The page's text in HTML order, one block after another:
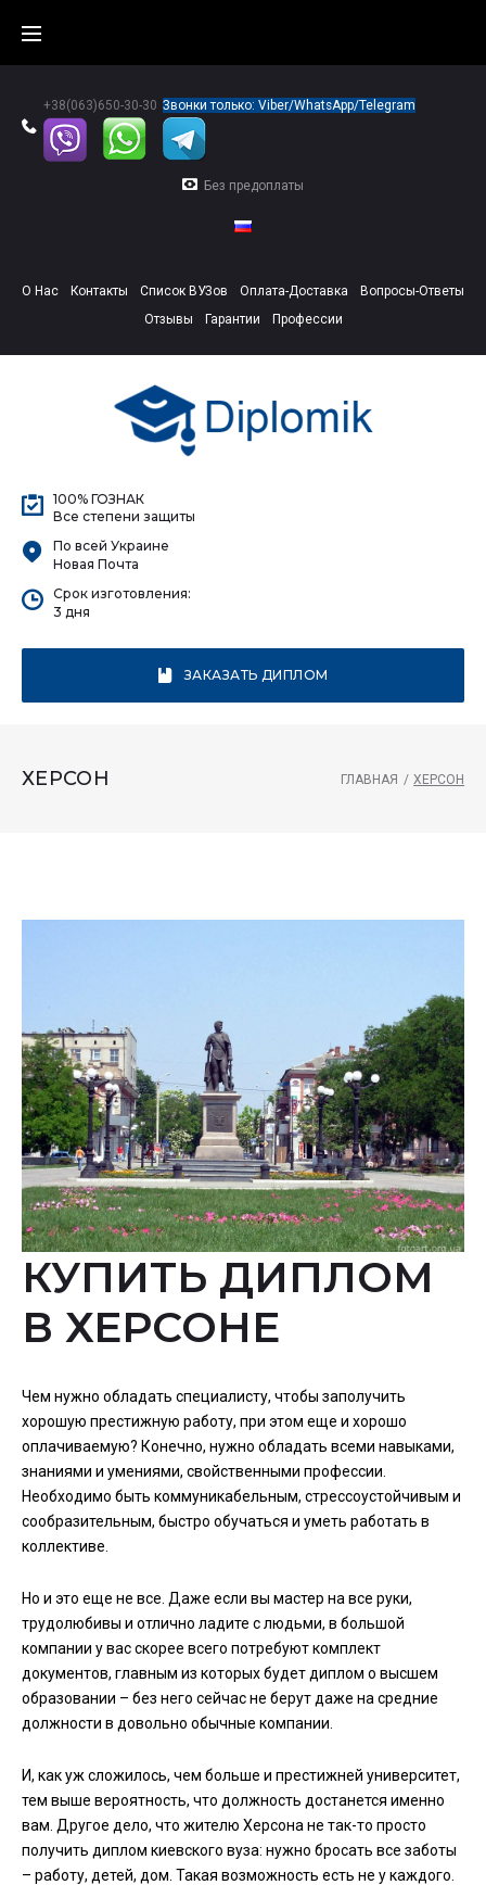
content
+38(063)650-30-30 Звонки только: Viber/WhatsApp/Telegram
Без предоплаты
О Нас Контакты Список ВУЗов Оплата-Доставка
Вопросы-Ответы
Отзывы
Гарантии Профессии
100% ГОЗНАК
Все степени защиты
По всей Украине
Новая Почта
Срок изготовления:
3 дня
ЗАКАЗАТЬ ДИПЛОМ
ХЕРСОН ГЛАВНАЯ / ХЕРСОН
КУПИТЬ ДИПЛОМ
В ХЕРСОНЕ
Чем нужно обладать специалисту, чтобы заполучить
хорошую престижную работу, при этом еще и хорошо
оплачиваемую? Конечно, нужно обладать всеми навыками,
знаниями и умениями, свойственными профессии.
Необходимо быть коммуникабельным, стрессоустойчивым и
сообразительным, быстро обучаться и уметь работать в
коллективе.
Но и это еще не все. Даже если вы мастер на все руки,
трудолюбивы и отлично ладите с людьми, в большой
компании у вас скорее всего потребуют комплект
документов, главным из которых будет диплом о высшем
образовании – без него сейчас не берут даже на средние
должности в довольно обычные компании.
И, как уж сложилось, чем больше и престижней университет,
тем выше вероятность, что должность достанется именно
вам. Другое дело, что жителю Херсона не так-то просто
получить диплом киевского вуза: нужно бросать все заботы
– работу, детей, дом. Такая возможность есть не у каждого.